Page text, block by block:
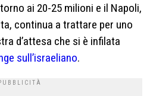
ai 20-25 milioni e il Napoli,
continua a trattare per uno
d’attesa che si è infilata
sull’israeliano.